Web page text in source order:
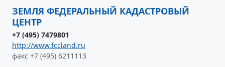
ЗЕМЛЯ ФЕДЕРАЛЬНЫЙ КАДАСТРОВЫЙ
ЦЕНТР
+7 (495) 7479801
http://www.fccland.ru
факс +7 (495) 6211113